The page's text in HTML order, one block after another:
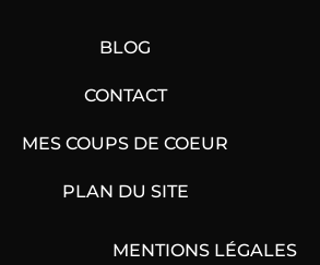
BLOG
CONTACT
MES COUPS DE COEUR
PLAN DU SITE
MENTIONS LÉGALES